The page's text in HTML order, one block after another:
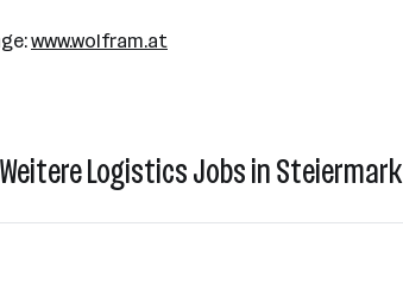
www.wolfram.at
Weitere Logistics Jobs in Steiermark